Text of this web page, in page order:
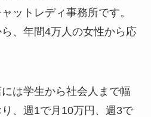
ットレディ事務所です。
、年間4万人の女性から応
は学生から社会人まで幅
、週1で月10万円、週3で